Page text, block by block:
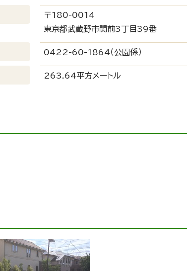
〒180-0014
東京都武蔵野市関前3丁目39番
0422-60-1864（公園係）
263.64平方メートル